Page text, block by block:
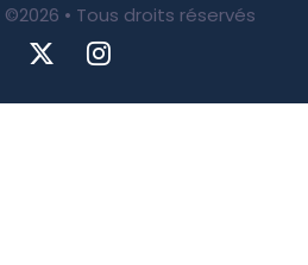
©2026 • Tous droits réservés